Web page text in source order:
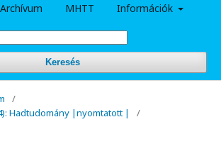
Archívum MHTT Információk
Keresés
/
Hadtudomány |nyomtatott |
/